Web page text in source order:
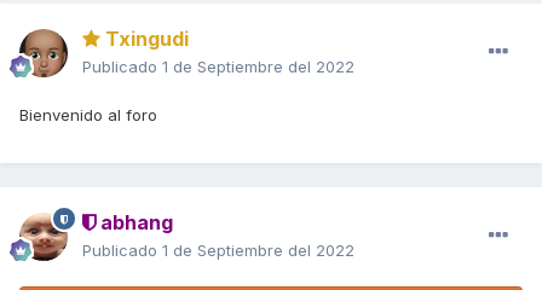
Txingudi
Publicado 1 de Septiembre del 2022
Bienvenido al foro
abhang
Publicado 1 de Septiembre del 2022